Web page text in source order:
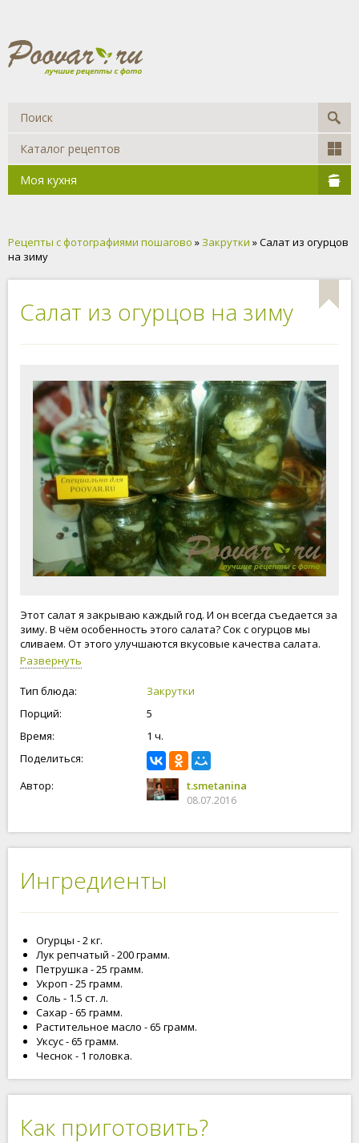
Каталог рецептов
Моя кухня
Рецепты с фотографиями пошагово » Закрутки » Салат из огурцов
на зиму
Салат из огурцов на зиму
Этот салат я закрываю каждый год. И он всегда съедается за
зиму. В чём особенность этого салата? Сок с огурцов мы
сливаем. От этого улучшаются вкусовые качества салата.
Развернуть
Тип блюда:
Закрутки
Порций:
5
Время:
1 ч.
Поделиться:
Автор:
t.smetanina
08.07.2016
Ингредиенты
Огурцы - 2 кг.
Лук репчатый - 200 грамм.
Петрушка - 25 грамм.
Укроп - 25 грамм.
Соль - 1.5 ст. л.
Сахар - 65 грамм.
Растительное масло - 65 грамм.
Уксус - 65 грамм.
Чеснок - 1 головка.
Как приготовить?